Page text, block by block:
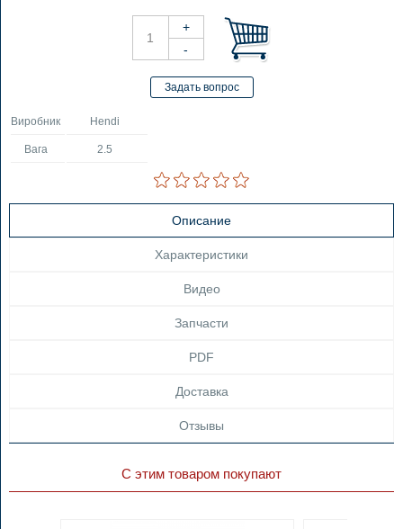
Виробник Hendi
Вага 2.5
Описание
Характеристики
Видео
Запчасти
PDF
Доставка
Отзывы
С этим товаром покупают